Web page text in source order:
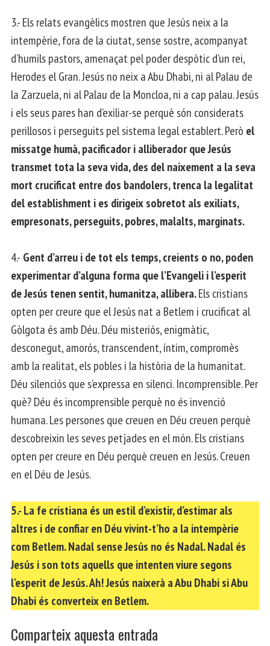
3.- Els relats evangèlics mostren que Jesús neix a la
intempèrie, fora de la ciutat, sense sostre, acompanyat
d’humils pastors, amenaçat pel poder despòtic d’un rei,
Herodes el Gran. Jesús no neix a Abu Dhabi, ni al Palau de
la Zarzuela, ni al Palau de la Moncloa, ni a cap palau. Jesús
i els seus pares han d’exiliar-se perquè són considerats
perillosos i perseguits pel sistema legal establert. Però el
missatge humà, pacificador i alliberador que Jesús
transmet tota la seva vida, des del naixement a la seva
mort crucificat entre dos bandolers, trenca la legalitat
del establishment i es dirigeix sobretot als exiliats,
empresonats, perseguits, pobres, malalts, marginats.
4.- Gent d’arreu i de tot els temps, creients o no, poden
experimentar d’alguna forma que l’Evangeli i l’esperit
de Jesús tenen sentit, humanitza, allibera.Els cristians
opten per creure que el Jesús nat a Betlem i crucificat al
Gòlgota és amb Déu. Déu misteriós, enigmàtic,
desconegut, amorós, transcendent, íntim, compromès
amb la realitat, els pobles i la història de la humanitat.
Déu silenciós que s’expressa en silenci. Incomprensible. Per
què? Déu és incomprensible perquè no és invenció
humana. Les persones que creuen en Déu creuen perquè
descobreixin les seves petjades en el món. Els cristians
opten per creure en Déu perquè creuen en Jesús. Creuen
en el Déu de Jesús.
5.- La fe cristiana és un estil d’existir, d’estimar als
altres i de confiar en Déu vivint-t’ho a la intempèrie
com Betlem. Nadal sense Jesús no és Nadal. Nadal és
Jesús i son tots aquells que intenten viure segons
l’esperit de Jesús. Ah! Jesús naixerà a Abu Dhabi si Abu
Dhabi és converteix en Betlem.
Comparteix aquesta entrada